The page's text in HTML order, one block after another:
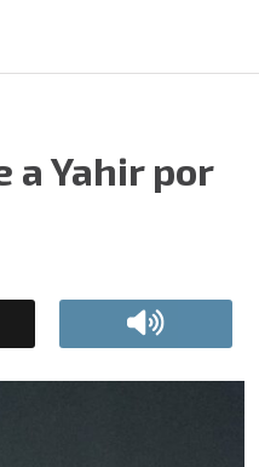
a Yahir por